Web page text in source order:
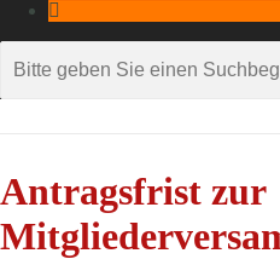
Antragsfrist zur